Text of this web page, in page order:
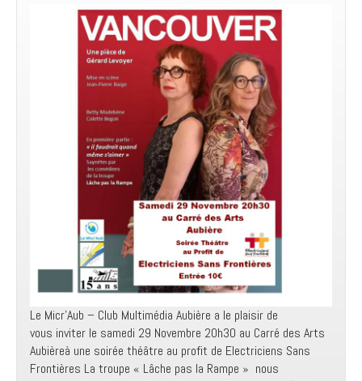
Le Micr’Aub – Club Multimédia Aubière a le plaisir de
vous inviter le samedi 29 Novembre 20h30 au Carré des Arts
Aubièreà une soirée théâtre au profit de Electriciens Sans
Frontières La troupe « Lâche pas la Rampe » nous